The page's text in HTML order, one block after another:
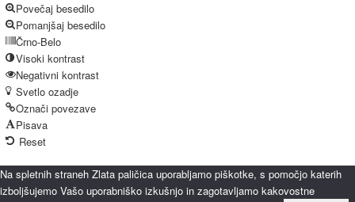
Povečaj besedilo
Pomanjšaj besedilo
Črno-Belo
Visoki kontrast
Negativni kontrast
Svetlo ozadje
Označi povezave
Pisava
Reset
Na spletnih straneh Zlata paličica uporabljamo piškotke, s pomočjo katerih
izboljšujemo Vašo uporabniško izkušnjo in zagotavljamo kakovostne